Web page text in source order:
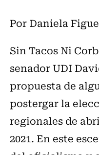
Por Daniela
Sin Tacos Ni
senador UDI
propuesta de
postergar la
regionales de
2021. En este